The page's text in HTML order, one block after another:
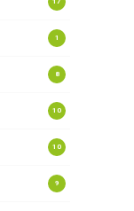
1
8
10
10
9